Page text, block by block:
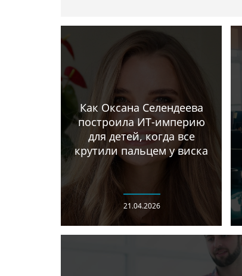
Как Оксана Селендеева
построила ИТ-империю
для детей, когда все
крутили пальцем у виска
21.04.2026